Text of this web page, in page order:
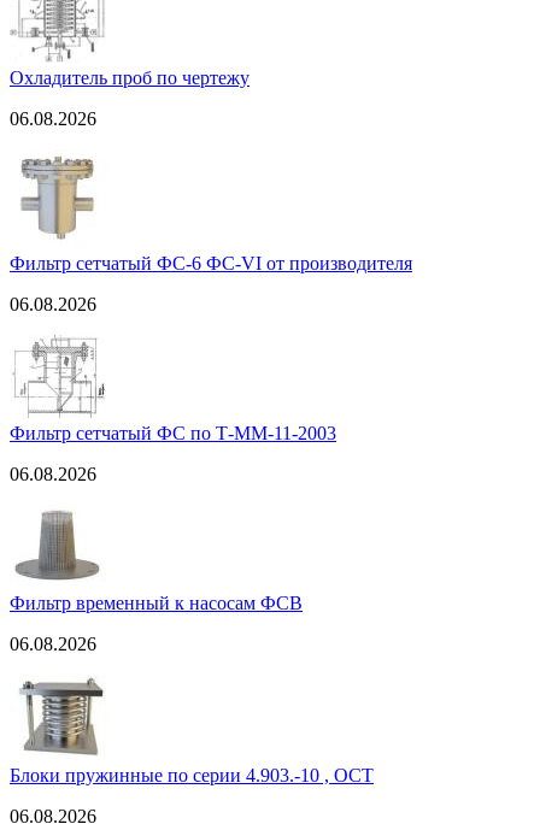
Охладитель проб по чертежу
06.08.2026
Фильтр сетчатый ФС-6 ФС-VI от производителя
06.08.2026
Фильтр сетчатый ФС по Т-ММ-11-2003
06.08.2026
Фильтр временный к насосам ФСВ
06.08.2026
Блоки пружинные по серии 4.903.-10 , ОСТ
06.08.2026